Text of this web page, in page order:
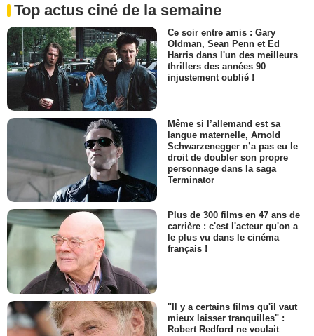
Top actus ciné de la semaine
Ce soir entre amis : Gary
Oldman, Sean Penn et Ed
Harris dans l'un des meilleurs
thrillers des années 90
injustement oublié !
Même si l’allemand est sa
langue maternelle, Arnold
Schwarzenegger n’a pas eu le
droit de doubler son propre
personnage dans la saga
Terminator
Plus de 300 films en 47 ans de
carrière : c'est l'acteur qu'on a
le plus vu dans le cinéma
français !
"Il y a certains films qu'il vaut
mieux laisser tranquilles" :
Robert Redford ne voulait